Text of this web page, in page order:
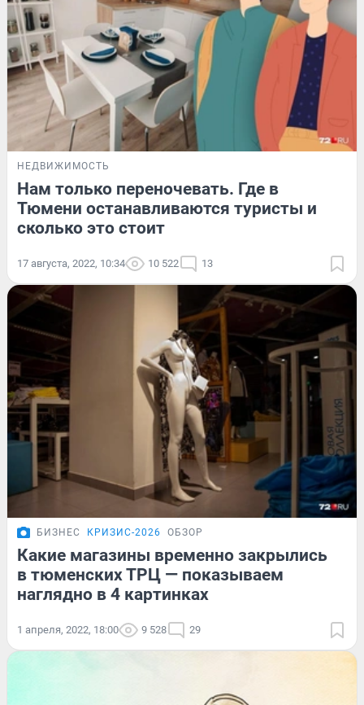
НЕДВИЖИМОСТЬ
Нам только переночевать. Где в
Тюмени останавливаются туристы и
сколько это стоит
17 августа, 2022, 10:34 10 522 13
БИЗНЕС КРИЗИС-2026 ОБЗОР
Какие магазины временно закрылись
в тюменских ТРЦ — показываем
наглядно в 4 картинках
1 апреля, 2022, 18:00 9 528 29